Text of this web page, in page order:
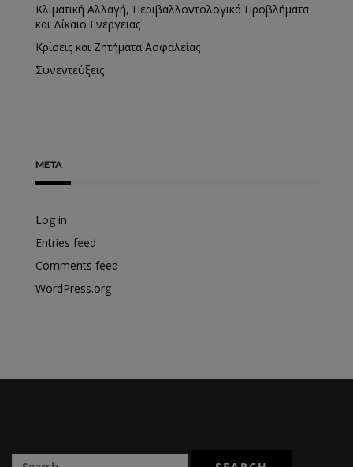
Κλιματική Αλλαγή, Περιβαλλοντολογικά Προβλήματα
και Δίκαιο Ενέργειας
Κρίσεις και Ζητήματα Ασφαλείας
Συνεντεύξεις
META
Log in
Entries feed
Comments feed
WordPress.org